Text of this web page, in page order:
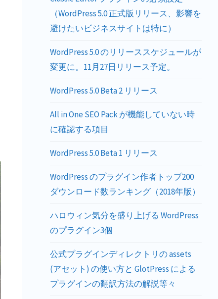
（WordPress 5.0 正式版リリース、影響を
避けたいビジネスサイトは特に）
WordPress 5.0 のリリーススケジュールが
変更に。11月27日リリース予定。
WordPress 5.0 Beta 2 リリース
All in One SEO Pack が機能していない時
に確認する項目
WordPress 5.0 Beta 1 リリース
WordPress のプラグイン作者トップ200
ダウンロード数ランキング（2018年版）
ハロウィン気分を盛り上げる WordPress
のプラグイン3個
公式プラグインディレクトリの assets
(アセット) の使い方と GlotPress による
プラグインの翻訳方法の解説等々